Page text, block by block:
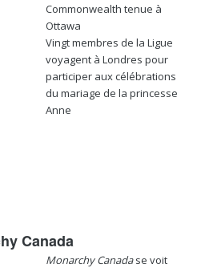
Commonwealth tenue à
Ottawa
Vingt membres de la Ligue
voyagent à Londres pour
participer aux célébrations
du mariage de la princesse
Anne
Canada
Monarchy Canadase voit